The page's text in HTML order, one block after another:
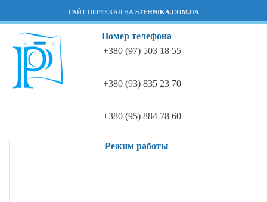
Номер телефона
+380 (97) 503 18 55
+380 (93) 835 23 70
+380 (95) 884 78 60
Режим работы
САЙТ ПЕРЕЕХАЛ НА STEHNIKA.COM.UA